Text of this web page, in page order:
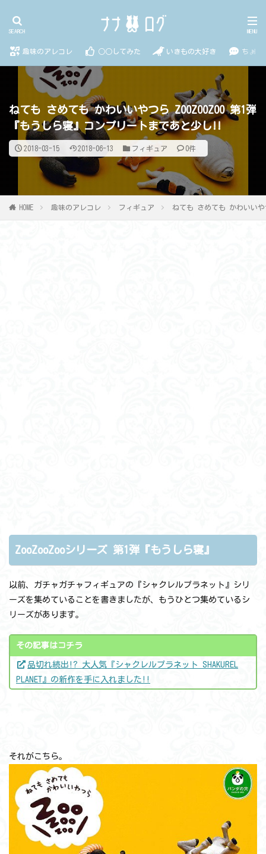
趣味のアレコレ ○○してみた いきもの大好き ちょっ
ねても さめても かわいいやつら ZOOZOOZOO 第1弾
『もうしら寝』コンプリートまであと少し!!
2018-03-15 2018-06-13 フィギュア 0件
HOME 趣味のアレコレ フィギュア ねても さめても かわいいや
ZooZooZooシリーズ 第1弾『もうしら寝』
以前、ガチャガチャフィギュアの『シャクレルプラネット』シリ
ーズを集めていることを書きましたが、もうひとつ集めているシ
リーズがあります。
その記事はコチラ
品切れ続出!? 大人気『シャクレルプラネット SHAKUREL
PLANET』の新作を手に入れました!!
それがこちら。